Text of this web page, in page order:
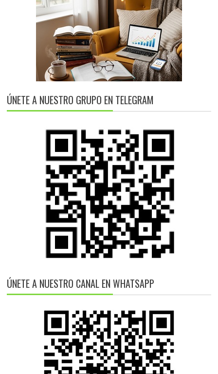
ÚNETE A NUESTRO GRUPO EN TELEGRAM
ÚNETE A NUESTRO CANAL EN WHATSAPP